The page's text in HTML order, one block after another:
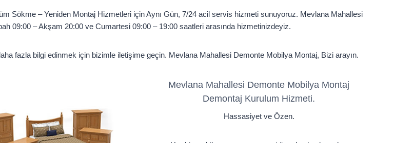
Sökme – Yeniden Montaj Hizmetleri için Aynı Gün, 7/24 acil servis hizmeti sunuyoruz. Mevlana Mahallesi
09:00 – Akşam 20:00 ve Cumartesi 09:00 – 19:00 saatleri arasında hizmetinizdeyiz.
fazla bilgi edinmek için bizimle iletişime geçin. Mevlana Mahallesi Demonte Mobilya Montaj, Bizi arayın.
Mevlana Mahallesi Demonte Mobilya Montaj
Demontaj Kurulum Hizmeti.
Hassasiyet ve Özen.